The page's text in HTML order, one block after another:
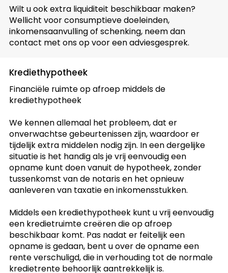
Wilt u ook extra liquiditeit beschikbaar maken?
Wellicht voor consumptieve doeleinden,
inkomensaanvulling of schenking, neem dan
contact met ons op voor een adviesgesprek.
Krediethypotheek
Financiële ruimte op afroep middels de
krediethypotheek
We kennen allemaal het probleem, dat er
onverwachtse gebeurtenissen zijn, waardoor er
tijdelijk extra middelen nodig zijn. In een dergelijke
situatie is het handig als je vrij eenvoudig een
opname kunt doen vanuit de hypotheek, zonder
tussenkomst van de notaris en het opnieuw
aanleveren van taxatie en inkomensstukken.
Middels een krediethypotheek kunt u vrij eenvoudig
een kredietruimte creëren die op afroep
beschikbaar komt. Pas nadat er feitelijk een
opname is gedaan, bent u over de opname een
rente verschuligd, die in verhouding tot de normale
kredietrente behoorlijk aantrekkelijk is.